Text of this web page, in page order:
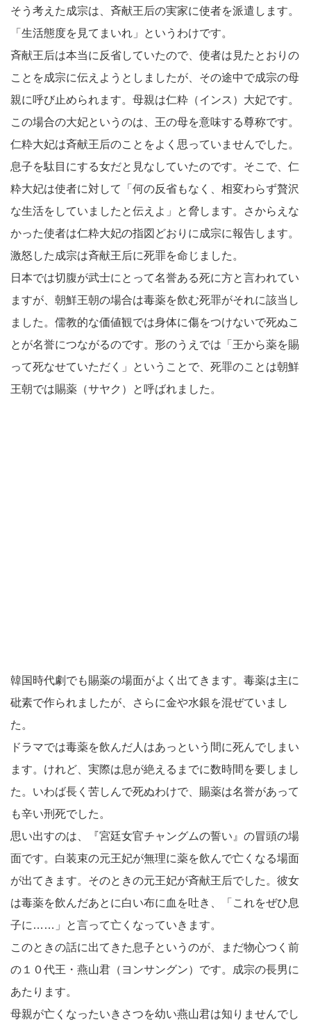
そう考えた成宗は、斉献王后の実家に使者を派遣します。
「生活態度を見てまいれ」というわけです。
斉献王后は本当に反省していたので、使者は見たとおりの
ことを成宗に伝えようとしましたが、その途中で成宗の母
親に呼び止められます。母親は仁粋（インス）大妃です。
この場合の大妃というのは、王の母を意味する尊称です。
仁粋大妃は斉献王后のことをよく思っていませんでした。
息子を駄目にする女だと見なしていたのです。そこで、仁
粋大妃は使者に対して「何の反省もなく、相変わらず贅沢
な生活をしていましたと伝えよ」と脅します。さからえな
かった使者は仁粋大妃の指図どおりに成宗に報告します。
激怒した成宗は斉献王后に死罪を命じました。
日本では切腹が武士にとって名誉ある死に方と言われてい
ますが、朝鮮王朝の場合は毒薬を飲む死罪がそれに該当し
ました。儒教的な価値観では身体に傷をつけないで死ぬこ
とが名誉につながるのです。形のうえでは「王から薬を賜
って死なせていただく」ということで、死罪のことは朝鮮
王朝では賜薬（サヤク）と呼ばれました。
韓国時代劇でも賜薬の場面がよく出てきます。毒薬は主に
砒素で作られましたが、さらに金や水銀を混ぜていまし
た。
ドラマでは毒薬を飲んだ人はあっという間に死んでしまい
ます。けれど、実際は息が絶えるまでに数時間を要しまし
た。いわば長く苦しんで死ぬわけで、賜薬は名誉があって
も辛い刑死でした。
思い出すのは、『宮廷女官チャングムの誓い』の冒頭の場
面です。白装束の元王妃が無理に薬を飲んで亡くなる場面
が出てきます。そのときの元王妃が斉献王后でした。彼女
は毒薬を飲んだあとに白い布に血を吐き、「これをぜひ息
子に……」と言って亡くなっていきます。
このときの話に出てきた息子というのが、まだ物心つく前
の１０代王・燕山君（ヨンサングン）です。成宗の長男に
あたります。
母親が亡くなったいきさつを幼い燕山君は知りませんでし